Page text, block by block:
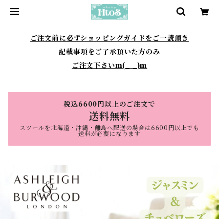
ご注文前に必ずショッピングガイドをご一読頂き
記載事項をご了承頂いた方のみ
ご注文下さいm(_ _)m
税込6600円以上のご注文で
送料無料
スツールを北海道・沖縄・離島へ配送の場合は6600円以上でも
送料が必要になります